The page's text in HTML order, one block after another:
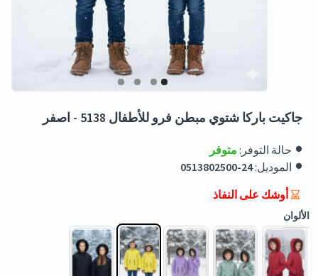
جاكيت باركا شتوي مبطن فرو للأطفال 5138 - اصفر
حالة التوفر: متوفر
الموديل:0513802500-24
الألوان
أوشك على النفاذ